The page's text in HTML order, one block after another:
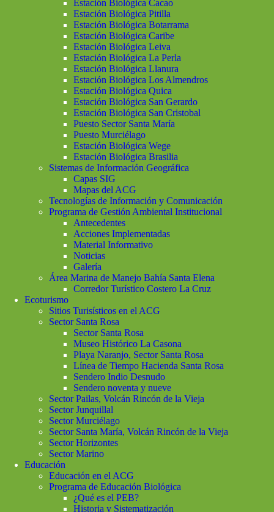
Estación Biológica Cacao
Estación Biológica Pitilla
Estación Biológica Botarrama
Estación Biológica Caribe
Estación Biológica Leiva
Estación Biológica La Perla
Estación Biológica Llanura
Estación Biológica Los Almendros
Estación Biológica Quica
Estación Biológica San Gerardo
Estación Biológica San Cristobal
Puesto Sector Santa María
Puesto Murciélago
Estación Biológica Wege
Estación Biológica Brasilia
Sistemas de Información Geográfica
Capas SIG
Mapas del ACG
Tecnologías de Información y Comunicación
Programa de Gestión Ambiental Institucional
Antecedentes
Acciones Implementadas
Material Informativo
Noticias
Galería
Área Marina de Manejo Bahía Santa Elena
Corredor Turístico Costero La Cruz
Ecoturismo
Sitios Turisísticos en el ACG
Sector Santa Rosa
Sector Santa Rosa
Museo Histórico La Casona
Playa Naranjo, Sector Santa Rosa
Línea de Tiempo Hacienda Santa Rosa
Sendero Indio Desnudo
Sendero noventa y nueve
Sector Pailas, Volcán Rincón de la Vieja
Sector Junquillal
Sector Murciélago
Sector Santa María, Volcán Rincón de la Vieja
Sector Horizontes
Sector Marino
Educación
Educación en el ACG
Programa de Educación Biológica
¿Qué es el PEB?
Historia y Sistematización